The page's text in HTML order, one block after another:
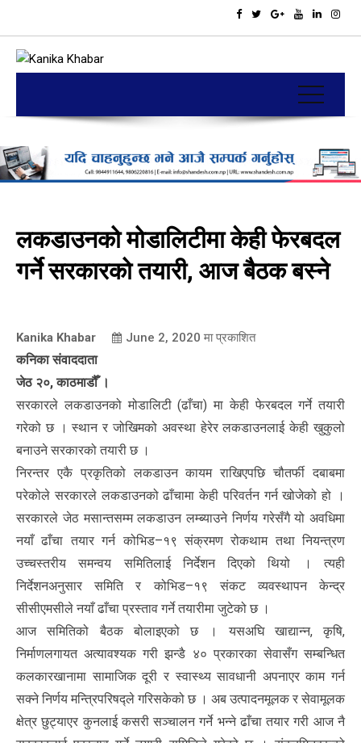
लकडाउनको मोडालिटीमा केही फेरबदल
गर्ने सरकारको तयारी, आज बैठक बस्ने
Kanika Khabar June 2, 2020 मा प्रकाशित
कनिका संवाददाता
जेठ २०, काठमाडौँ ।
सरकारले लकडाउनको मोडालिटी (ढाँचा) मा केही फेरबदल गर्ने तयारी
गरेको छ । स्थान र जोखिमको अवस्था हेरेर लकडाउनलाई केही खुकुलो
बनाउने सरकारको तयारी छ ।
निरन्तर एकै प्रकृतिको लकडाउन कायम राखिएपछि चौतर्फी दबाबमा
परेकोले सरकारले लकडाउनको ढाँचामा केही परिवर्तन गर्न खोजेको हो ।
सरकारले जेठ मसान्तसम्म लकडाउन लम्ब्याउने निर्णय गरेसँगै यो अवधिमा
नयाँ ढाँचा तयार गर्न कोभिड–१९ संक्रमण रोकथाम तथा नियन्त्रण
उच्चस्तरीय समन्वय समितिलाई निर्देशन दिएको थियो । त्यही
निर्देशनअनुसार समिति र कोभिड–१९ संकट व्यवस्थापन केन्द्र
सीसीएमसीले नयाँ ढाँचा प्रस्ताव गर्ने तयारीमा जुटेको छ ।
आज समितिको बैठक बोलाइएको छ । यसअघि खाद्यान्न, कृषि,
निर्माणलगायत अत्यावश्यक गरी झन्डै ४० प्रकारका सेवासँग सम्बन्धित
कलकारखानामा सामाजिक दूरी र स्वास्थ्य सावधानी अपनाएर काम गर्न
सक्ने निर्णय मन्त्रिपरिषद्ले गरिसकेको छ । अब उत्पादनमूलक र सेवामूलक
क्षेत्र छुट्याएर कुनलाई कसरी सञ्चालन गर्ने भन्ने ढाँचा तयार गरी आज नै